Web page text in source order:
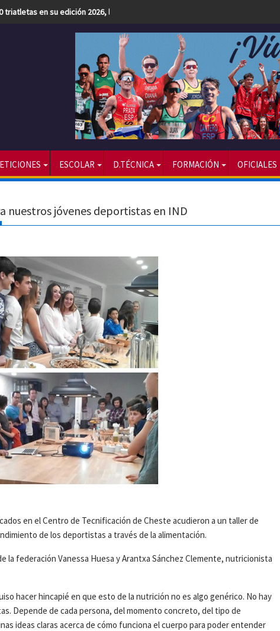
en su edición 2026, la más numerosa hasta la fecha
ESCOLAR D.TÉCNICA FORMACIÓN OFICIALES
jóvenes deportistas en IND
en el Centro de Tecnificación de Cheste acudieron a un taller de
de los deportistas a través de la alimentación.
la federación Vanessa Huesa y Arantxa Sánchez Clemente, nutricionista
hacer hincapié en que esto de la nutrición no es algo genérico. No hay
Depende de cada persona, del momento concreto, del tipo de
ideas claras acerca de cómo funciona el cuerpo para poder entender